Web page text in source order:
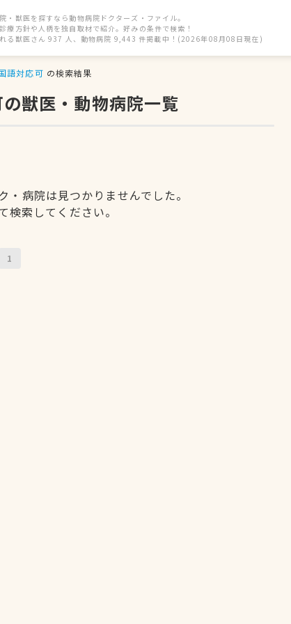
・獣医を探すなら動物病院ドクターズ・ファイル。
療方針や人柄を独自取材で紹介。好みの条件で検索！
る獣医さん 937 人、動物病院 9,443 件掲載中！(2026年08月08日現在)
語対応可 の検索結果
獣医・動物病院一覧
病院は見つかりませんでした。
検索してください。
1